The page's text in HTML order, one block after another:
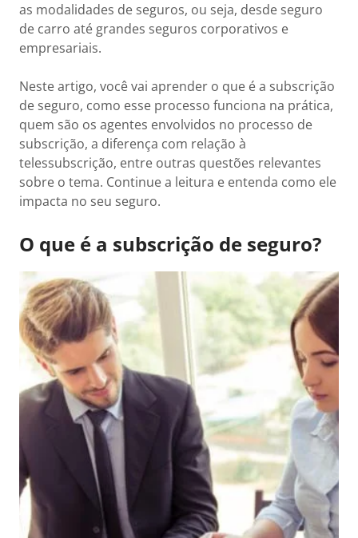
as modalidades de seguros, ou seja, desde seguro
de carro até grandes seguros corporativos e
empresariais.
Neste artigo, você vai aprender o que é a subscrição
de seguro, como esse processo funciona na prática,
quem são os agentes envolvidos no processo de
subscrição, a diferença com relação à
telessubscrição, entre outras questões relevantes
sobre o tema. Continue a leitura e entenda como ele
impacta no seu seguro.
O que é a subscrição de seguro?